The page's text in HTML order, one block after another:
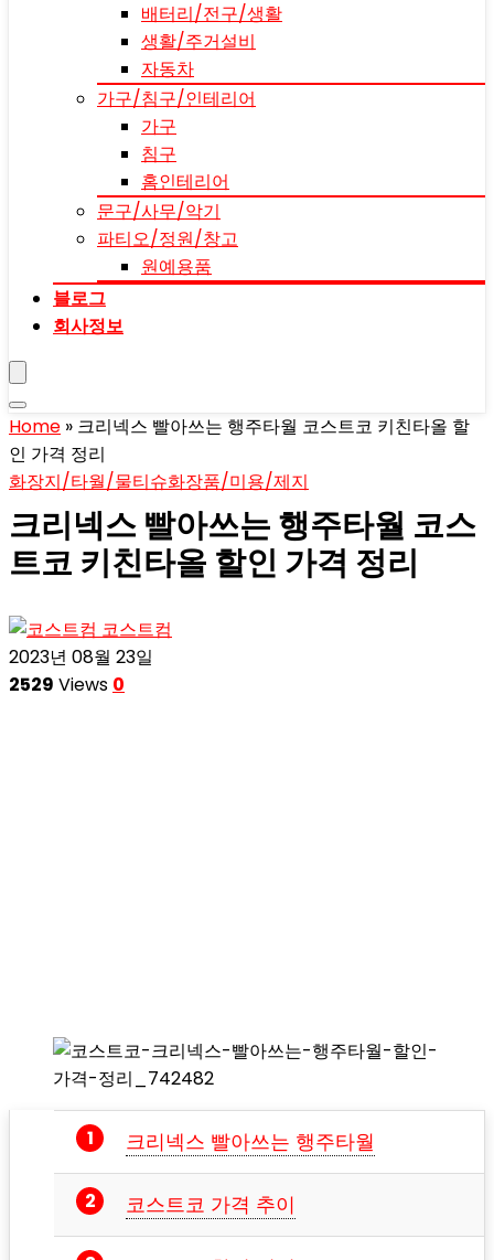
배터리/전구/생활
생활/주거설비
자동차
가구/침구/인테리어
가구
침구
홈인테리어
문구/사무/악기
파티오/정원/창고
원예용품
블로그
회사정보
Home » 크리넥스 빨아쓰는 행주타월 코스트코 키친타올 할
인 가격 정리
화장지/타월/물티슈화장품/미용/제지
크리넥스 빨아쓰는 행주타월 코스
트코 키친타올 할인 가격 정리
코스트컴
2023년 08월 23일
2529 Views 0
크리넥스 빨아쓰는 행주타월
코스트코 가격 추이